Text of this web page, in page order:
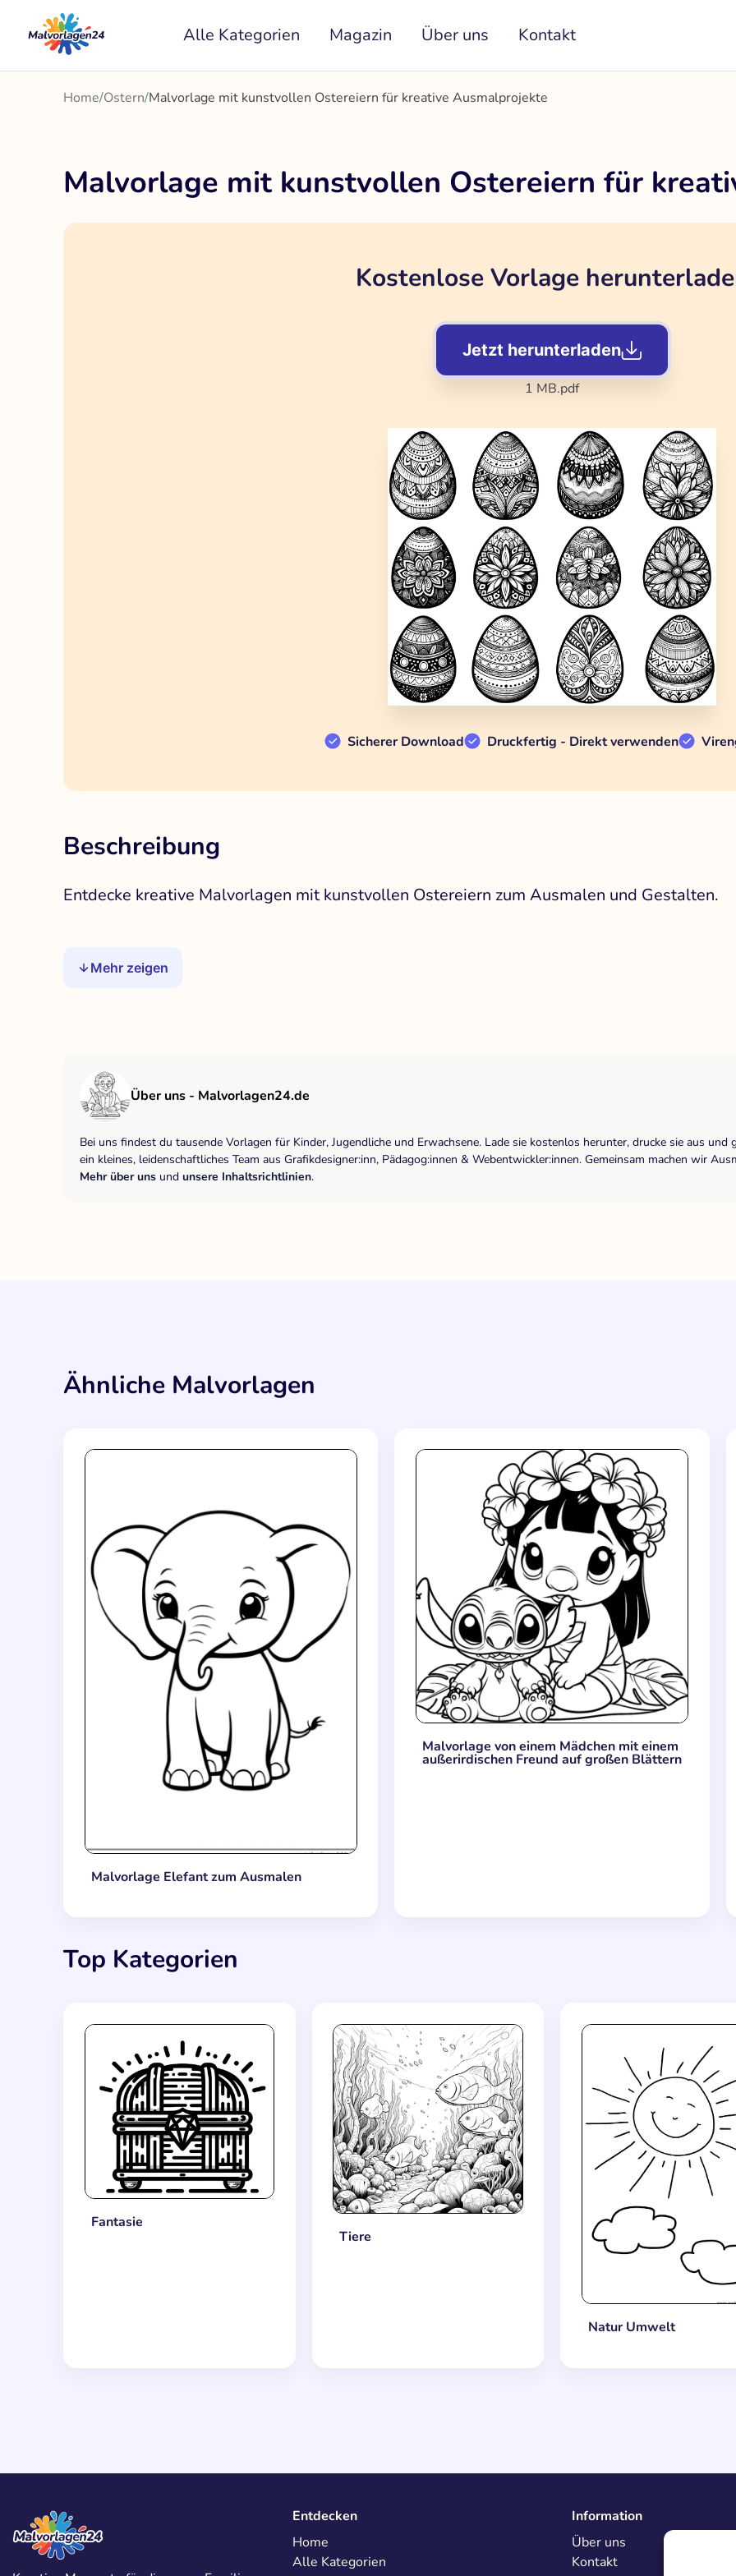
Inhalt
springen
Alle Kategorien Magazin Über uns Kontakt
Home/Ostern/Malvorlage mit kunstvollen Ostereiern für kreative Ausmalprojekte
Malvorlage mit kunstvollen Ostereiern für
Kostenlose Vorlage
Jetzt herunterladen
1 MB.pdf
Sicherer Download Druckfertig - Direkt verwenden
Beschreibung
Entdecke kreative Malvorlagen mit kunstvollen Ostereiern zum Ausmalen und Gestalten.
Mehr zeigen
Über uns - Malvorlagen24.de
Bei uns findest du tausende Vorlagen für Kinder, Jugendliche und Erwachsene. Lade sie kostenlos herunter, drucke sie aus
ein kleines, leidenschaftliches Team aus Grafikdesigner:inn, Pädagog:innen & Webentwickler:innen. Gemeinsam machen wir
Mehr über uns und unsere Inhaltsrichtlinien.
Ähnliche Malvorlagen
Malvorlage Elefant zum Ausmalen
Malvorlage von einem Mädchen mit einem
außerirdischen Freund auf großen Blättern
Top Kategorien
Fantasie
Tiere
Natur Umwelt
Entdecken
Home
Alle Kategorien
Information
Über uns
Kontakt